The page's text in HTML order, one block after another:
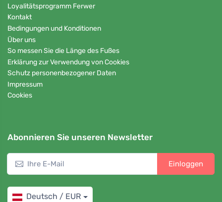
Loyalitätsprogramm Ferwer
Kontakt
Bedingungen und Konditionen
Über uns
So messen Sie die Länge des Fußes
Erklärung zur Verwendung von Cookies
Schutz personenbezogener Daten
Impressum
Cookies
Abonnieren Sie unseren Newsletter
Einloggen
Deutsch / EUR